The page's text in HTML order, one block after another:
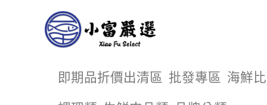
即期品折價出清區 批發專區 海鮮